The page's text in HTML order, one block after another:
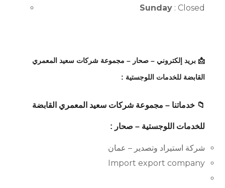
Sunday : Closed
📩 بريد إلكتروني – صحار – مجموعة شركات سعيد المعمري
القابضة للخدمات اللوجستية :
📁 خدماتنا – مجموعة شركات سعيد المعمري القابضة
للخدمات اللوجستية – صحار :
شركة استيراد وتصدير – عمان
Import export company